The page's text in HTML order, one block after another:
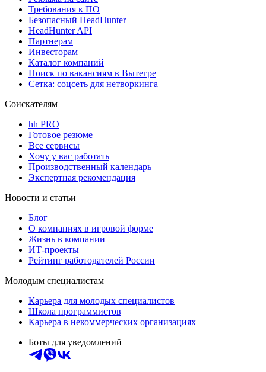
Требования к ПО
Безопасный HeadHunter
HeadHunter API
Партнерам
Инвесторам
Каталог компаний
Поиск по вакансиям в Вытегре
Сетка: соцсеть для нетворкинга
Соискателям
hh PRO
Готовое резюме
Все сервисы
Хочу у вас работать
Производственный календарь
Экспертная рекомендация
Новости и статьи
Блог
О компаниях в игровой форме
Жизнь в компании
ИТ-проекты
Рейтинг работодателей России
Молодым специалистам
Карьера для молодых специалистов
Школа программистов
Карьера в некоммерческих организациях
Боты для уведомлений